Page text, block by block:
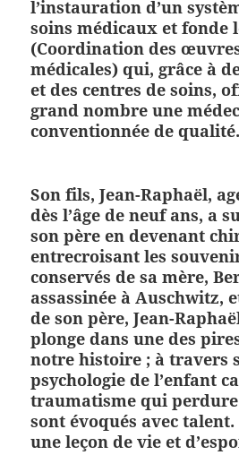
l’instauration d’un
soins médicaux et fonde
(Coordination des
médicales) qui, grâce à
et des centres de soins,
grand nombre une
conventionnée de qualité.
Son fils, Jean-Raphaël,
dès l’âge de neuf ans, a
son père en devenant
entrecroisant les
conservés de sa mère,
assassinée à Auschwitz,
de son père, Jean-
plonge dans une des
notre histoire ; à travers
psychologie de l’enfant
traumatisme qui perdure
sont évoqués avec talent.
une leçon de vie et